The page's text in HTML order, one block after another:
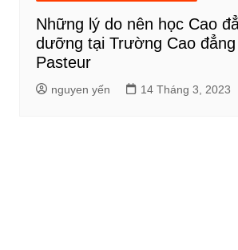
Những lý do nên học Cao
dưỡng tại Trường Cao
Pasteur
nguyen yến 14 Tháng 3, 2023